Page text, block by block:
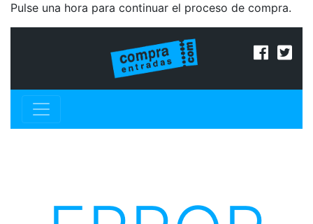
Pulse una hora para continuar el proceso de compra.